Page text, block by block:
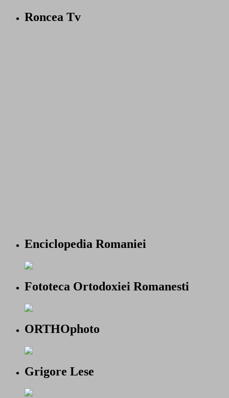
Roncea Tv
Enciclopedia Romaniei
Fototeca Ortodoxiei Romanesti
ORTHOphoto
Grigore Lese